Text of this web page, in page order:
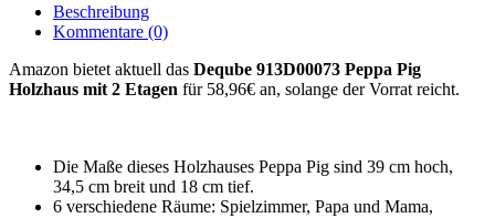
Beschreibung
Kommentare (0)
Amazon bietet aktuell das Deqube 913D00073 Peppa Pig
Holzhaus mit 2 Etagen für 58,96€ an, solange der Vorrat reicht.
Die Maße dieses Holzhauses Peppa Pig sind 39 cm hoch,
34,5 cm breit und 18 cm tief.
6 verschiedene Räume: Spielzimmer, Papa und Mama,